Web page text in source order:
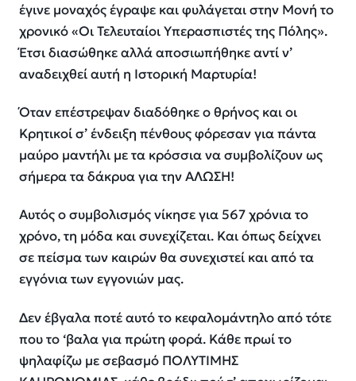
έγινε μοναχός έγραψε και φυλάγεται στην Μονή το
χρονικό «Οι Τελευταίοι Υπερασπιστές της Πόλης».
Έτσι διασώθηκε αλλά αποσιωπήθηκε αντί ν’
αναδειχθεί αυτή η Ιστορική Μαρτυρία!
Όταν επέστρεψαν διαδόθηκε ο θρήνος και οι
Κρητικοί σ’ ένδειξη πένθους φόρεσαν για πάντα
μαύρο μαντήλι με τα κρόσσια να συμβολίζουν ως
σήμερα τα δάκρυα για την ΑΛΩΣΗ!
Αυτός ο συμβολισμός νίκησε για 567 χρόνια το
χρόνο, τη μόδα και συνεχίζεται. Και όπως δείχνει
σε πείσμα των καιρών θα συνεχιστεί και από τα
εγγόνια των εγγονιών μας.
Δεν έβγαλα ποτέ αυτό το κεφαλομάντηλο από τότε
που το ‘βαλα για πρώτη φορά. Κάθε πρωί το
ψηλαφίζω με σεβασμό ΠΟΛΥΤΙΜΗΣ